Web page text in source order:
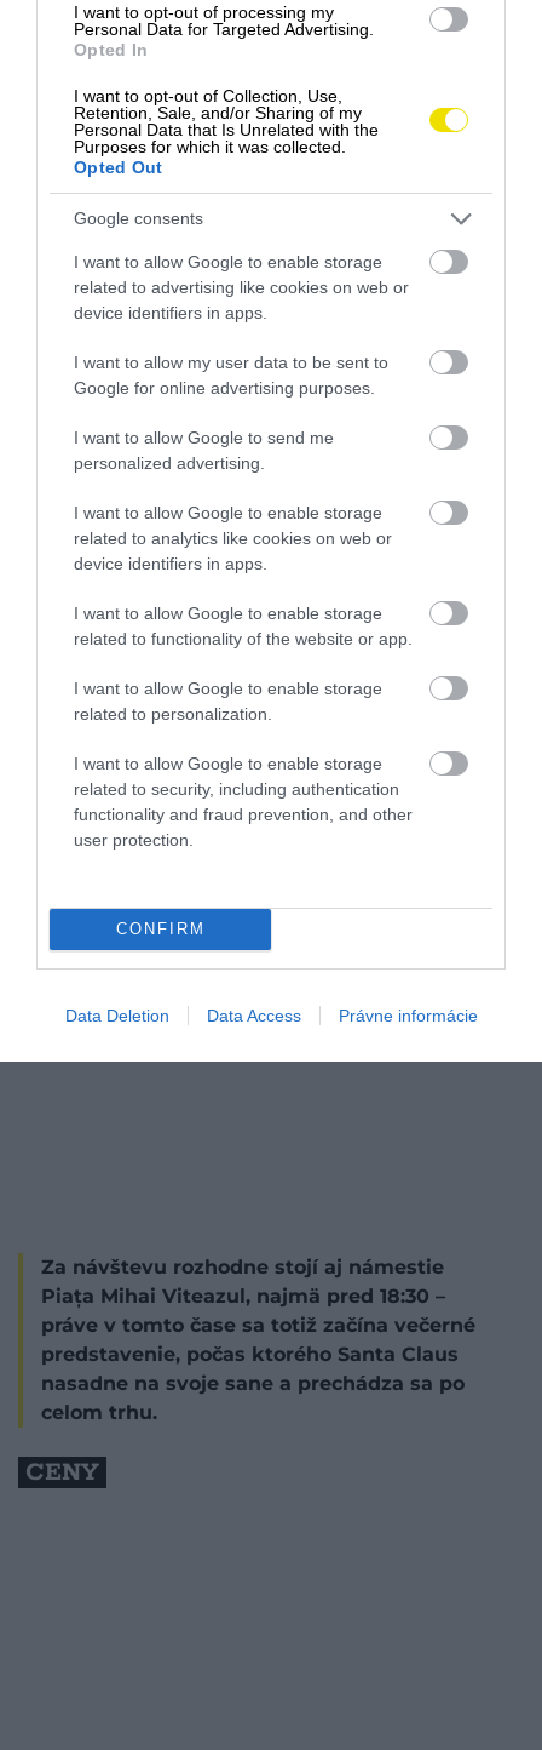
I want to opt-out of processing my
Personal Data for Targeted Advertising.
Opted In
I want to opt-out of Collection, Use,
Retention, Sale, and/or Sharing of my
Personal Data that Is Unrelated with the
Purposes for which it was collected.
Opted Out
Google consents
I want to allow Google to enable storage
related to advertising like cookies on web or
device identifiers in apps.
I want to allow my user data to be sent to
Google for online advertising purposes.
I want to allow Google to send me
personalized advertising.
I want to allow Google to enable storage
related to analytics like cookies on web or
device identifiers in apps.
I want to allow Google to enable storage
related to functionality of the website or app.
I want to allow Google to enable storage
related to personalization.
I want to allow Google to enable storage
related to security, including authentication
functionality and fraud prevention, and other
user protection.
CONFIRM
Data Deletion Data Access Právne informácie
rozlohou – minulý rok získali viac ako 90 000 hlasov
a v rebríčku najlepších vianočných trhov v Európe
bola akcia rozdelená do štyroch tematických zón,
tento rok sa nesie v duchu jednej hlavnej témy –
Luskáčika.
Veľtrh je rozdelený do viacerých častí: na
Námestí
Luskáčika a krajinu sladkostí,oblasť Doljanasa
premenila na vianočný kolotoč.Námestie Frații
hostí tradičný vianočný trh,
Williama Shakespearapatrí Santovej krajine a
Anglický parkje venovaný svetu hier. Na
vianočné pouličné jedlá.
množstvo svetelných inštalácií a sviatočných
dekorácií.
Za návštevu rozhodne stojí aj námestie
Piața Mihai Viteazul, najmä pred 18:30 –
práve v tomto čase sa totiž začína večerné
predstavenie, počas ktorého Santa Claus
nasadne na svoje sane a prechádza sa po
celom trhu.
CENY